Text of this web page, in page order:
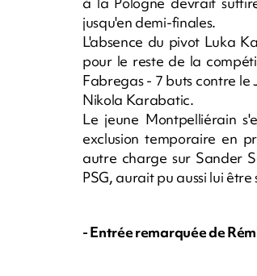
jusqu'en demi-finales.
L'absence du pivot Luka
pour le reste de la
Fabregas - 7 buts contre
Nikola Karabatic.
Le jeune Montpelliérain
exclusion temporaire en
autre charge sur Sander
PSG, aurait pu aussi lui
- Entrée remarquée de